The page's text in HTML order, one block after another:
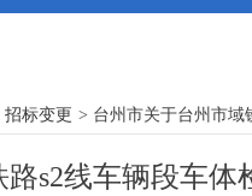
招标变更 > 台州市关于台州市域
s2线车辆段车